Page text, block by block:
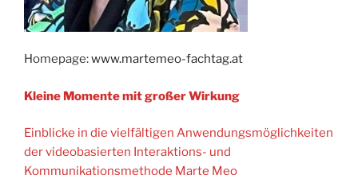
Homepage:www.martemeo-fachtag.at
Kleine Momente mit großer Wirkung
Einblicke in die vielfältigen Anwendungsmöglichkeiten
der videobasierten Interaktions- und
Kommunikationsmethode Marte Meo